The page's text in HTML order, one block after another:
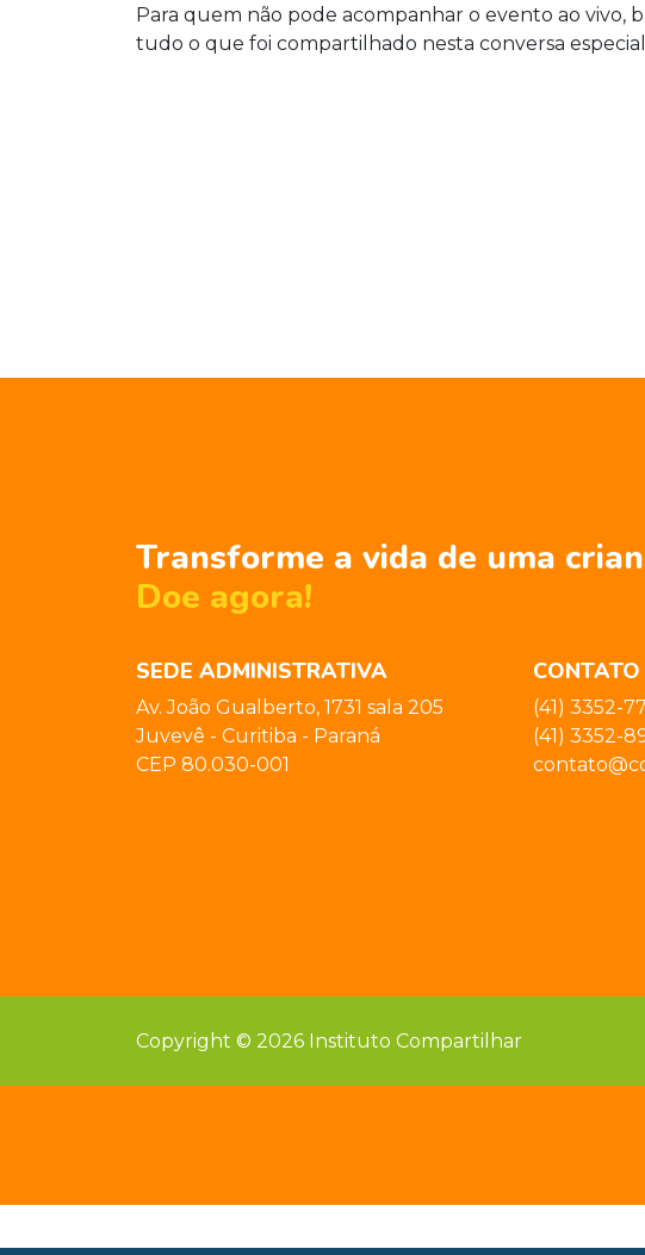
Para quem não pode acompanhar o evento ao vivo,
tudo o que foi compartilhado nesta conversa
Transforme a vida de uma
Doe agora!
SEDE ADMINISTRATIVA
Av. João Gualberto, 1731 sala 205
Juvevê - Curitiba - Paraná
CEP 80.030-001
CONTATO
(41) 3352-
(41) 3352-
Copyright © 2026 Instituto Compartilhar